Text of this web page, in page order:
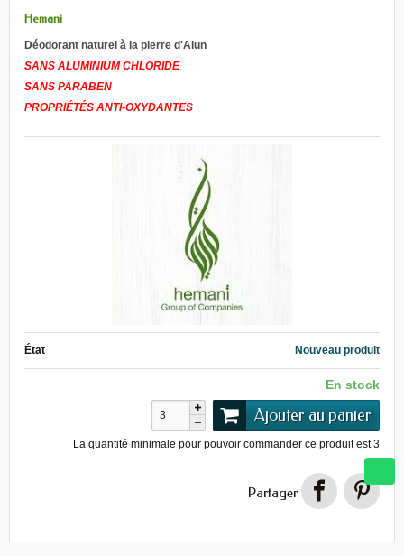
Hemani
Déodorant naturel à la pierre d'Alun
SANS ALUMINIUMCHLORIDE
SANS PARABEN
PROPRIÉTÉS ANTI-OXYDANTES
État Nouveau produit
En stock
Ajouter au panier
La quantité minimale pour pouvoir commander ce produit est3
Partager